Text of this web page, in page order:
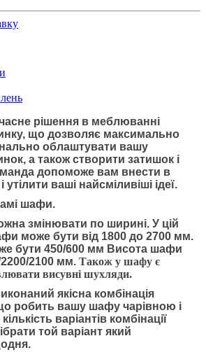
рішення в меблюванні
що дозволяє максимально
облаштувати вашу
а також створити затишок і
допоможе вам внести в
утілити ваші найсміливіші ідеї.
шафи.
змінювати по ширині. У цій
може бути від 1800 до 2700 мм.
бути 450/600 мм Висота шафи
2100 мм. Також у шафу є
висувні шухляди.
якісна комбінація
робить вашу шафу чарівною і
варіантів комбінації
той варіант який